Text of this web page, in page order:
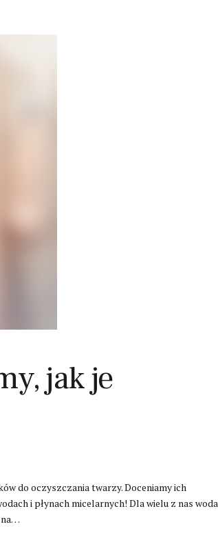
jak je
do oczyszczania twarzy. Doceniamy ich
i płynach micelarnych! Dla wielu z nas woda
na…